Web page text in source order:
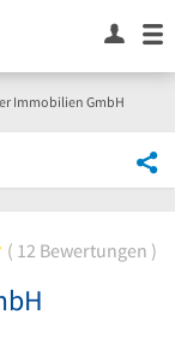
Immobilien GmbH
3 von 5 Sternen
12 Bewertungen